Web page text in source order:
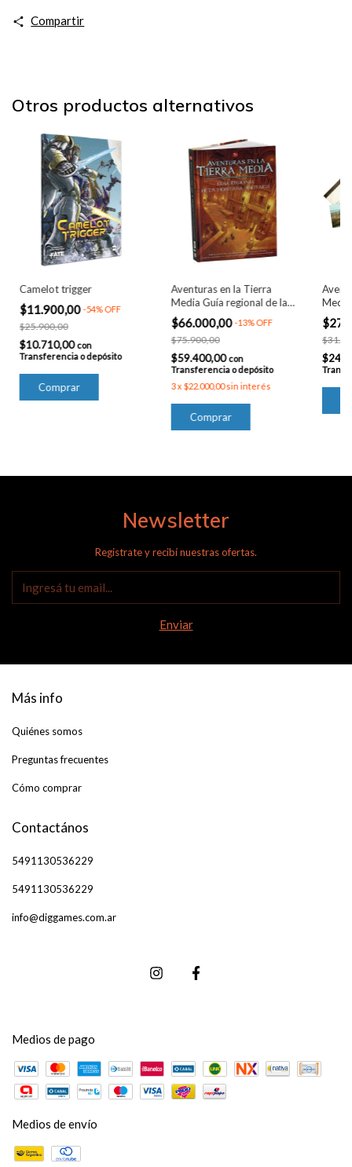
Compartir
Otros productos alternativos
Camelot trigger
$11.900,00-54%OFF
$25.900,00
$10.710,00con
Transferencia o depósito
Aventuras en la Tierra
Media Guía regional de la
Montaña Solitaria
$66.000,00-13%OFF
$75.900,00
$59.400,00con
Transferencia o depósito
3x $22.000,00sin interés
Negro
Newsletter
Registrate y recibí nuestras ofertas.
Más info
Quiénes somos
Preguntas frecuentes
Cómo comprar
Contactános
5491130536229
5491130536229
info@diggames.com.ar
Medios de pago
Medios de envío